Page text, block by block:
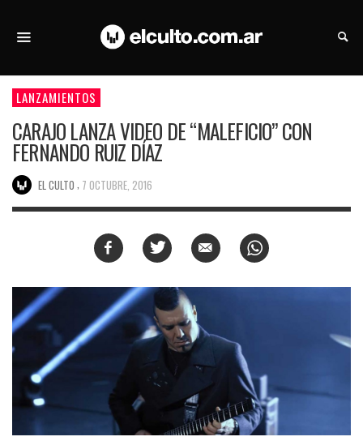
LANZAMIENTOS
CARAJO LANZA VIDEO DE “MALEFICIO” CON
FERNANDO RUIZ DÍAZ
EL CULTO 7 OCTUBRE, 2016